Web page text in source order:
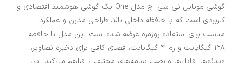
گوشی موبایل تی سی اچ مدل One یک گوشی هوشمند اقتصادی و
کاربردی است که با حافظه داخلی بالا، طراحی مدرن و عملکرد
مناسب برای استفاده روزمره عرضه شده است. این مدل با حافظه
۱۲۸ گیگابایت و رم ۴ گیگابایت، فضای کافی برای ذخیره تصاویر،